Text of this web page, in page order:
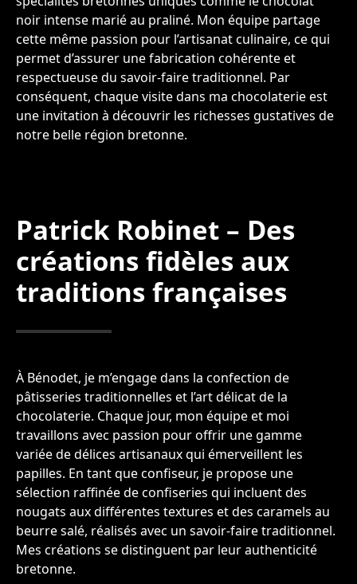
noir intense marié au praliné. Mon équipe partage
cette même passion pour l’artisanat culinaire, ce qui
permet d’assurer une fabrication cohérente et
respectueuse du savoir-faire traditionnel. Par
conséquent, chaque visite dans ma chocolaterie est
une invitation à découvrir les richesses gustatives de
notre belle région bretonne.
Patrick Robinet – Des
créations fidèles aux
traditions françaises
À Bénodet, je m’engage dans la confection de
pâtisseries traditionnelles et l’art délicat de la
chocolaterie. Chaque jour, mon équipe et moi
travaillons avec passion pour offrir une gamme
variée de délices artisanaux qui émerveillent les
papilles. En tant que confiseur, je propose une
sélection raffinée de confiseries qui incluent des
nougats aux différentes textures et des caramels au
beurre salé, réalisés avec un savoir-faire traditionnel.
Mes créations se distinguent par leur authenticité
bretonne.